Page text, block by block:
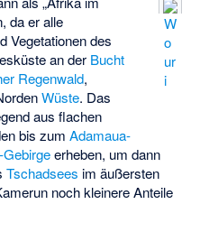
W
o
ur
i
da er alle
Vegetationen des
an der Bucht
Regenwald,
Wüste. Das
aus flachen
bis zumAdamaua-
erheben, um dann
Tschadsees im äußersten
noch kleinere Anteile